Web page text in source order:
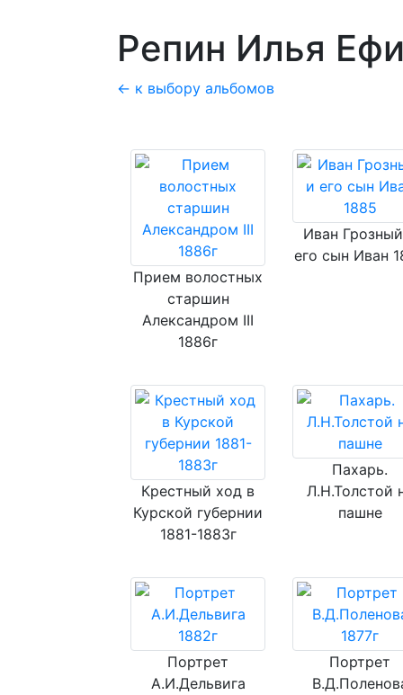
Репин Илья
← к выбору альбомов
Прием волостных
старшин
Александром III
1886г
Иван
его сын Иван
Крестный ход в
Курской губернии
1881-1883г
Пахарь.
Л.Н.Толстой
пашне
Портрет
А.И.Дельвига
Портрет